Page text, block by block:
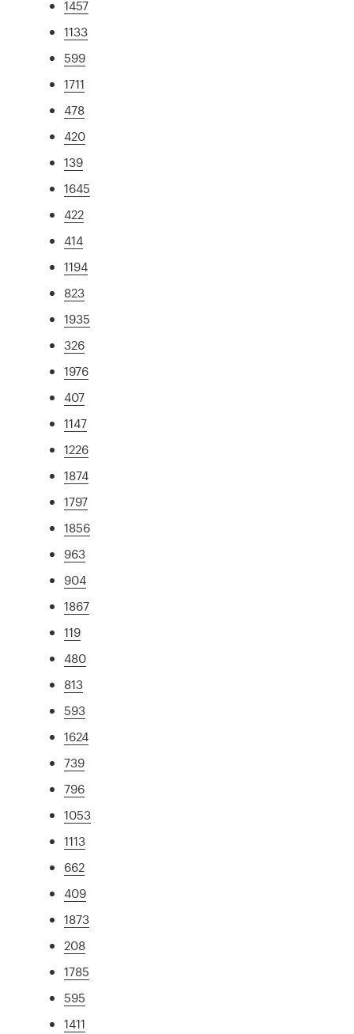
1457
1133
599
1711
478
420
139
1645
422
414
1194
823
1935
326
1976
407
1147
1226
1874
1797
1856
963
904
1867
119
480
813
593
1624
739
796
1053
1113
662
409
1873
208
1785
595
1411